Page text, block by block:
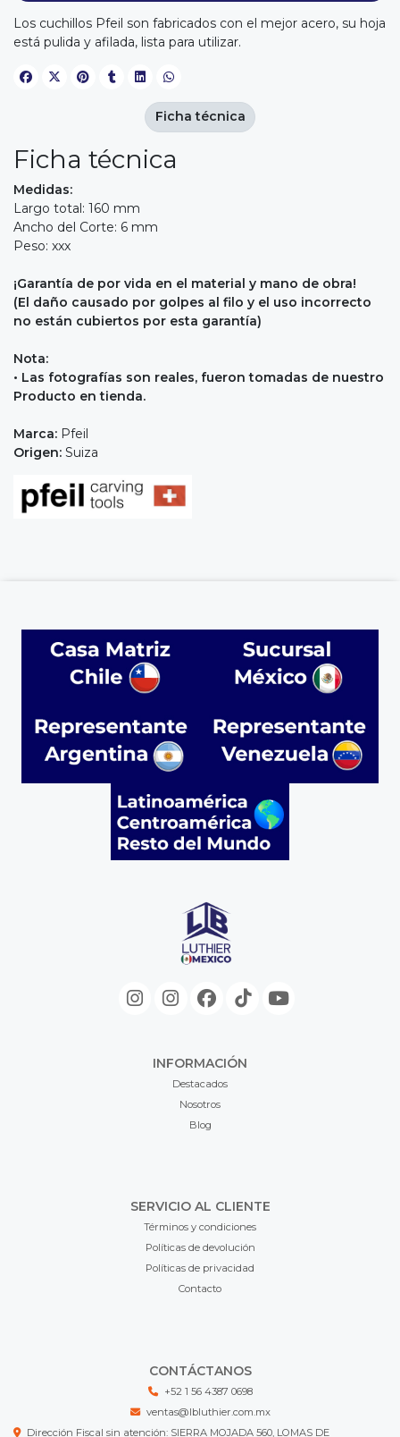
Los cuchillos Pfeil son fabricados con el mejor acero, su hoja
está pulida y afilada, lista para utilizar.
Ficha técnica
Medidas:
Largo total: 160 mm
Ancho del Corte: 6 mm
Peso: xxx
¡Garantía de por vida en el material y mano de obra!
(El daño causado por golpes al filo y el uso incorrecto
no están cubiertos por esta garantía)
Nota:
• Las fotografías son reales, fueron tomadas de nuestro
Producto en tienda.
Marca: Pfeil
Origen: Suiza
Ficha técnica
INFORMACIÓN
Destacados
Nosotros
Blog
SERVICIO AL CLIENTE
Términos y condiciones
Políticas de devolución
Políticas de privacidad
Contacto
CONTÁCTANOS
+52 1 56 4387 0698
ventas@lbluthier.com.mx
Dirección Fiscal sin atención: SIERRA MOJADA 560, LOMAS DE